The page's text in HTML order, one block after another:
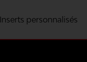
Inserts personnalisés